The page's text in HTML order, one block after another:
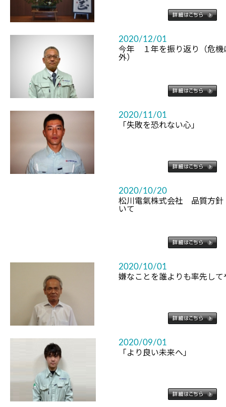
2020/12/01
今年 １年を振り返り（危機
外）
2020/11/01
「失敗を恐れない心」
2020/10/20
松川電氣株式会社 品質方針
いて
2020/10/01
嫌なことを誰よりも率先して
2020/09/01
「より良い未来へ」